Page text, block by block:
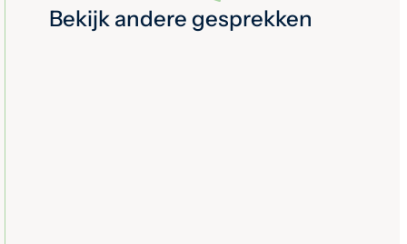
Bekijk andere gesprekken